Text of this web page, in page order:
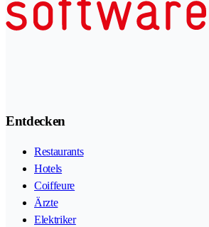
Entdecken
Restaurants
Hotels
Coiffeure
Ärzte
Elektriker